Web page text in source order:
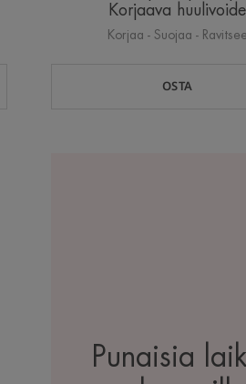
Korjaava huulivoide
Korjaa - Suojaa - Ravitsee
OSTA
Punaisia